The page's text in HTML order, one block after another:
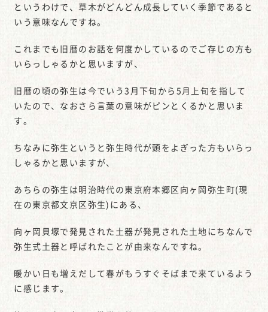
というわけで、草木がどんどん成長していく季節であると
いう意味なんですね。
これまでも旧暦のお話を何度かしているのでご存じの方も
いらっしゃるかと思いますが、
旧暦の頃の弥生は今でいう3月下旬から5月上旬を指して
いたので、なおさら言葉の意味がピンとくるかと思いま
す。
ちなみに弥生というと弥生時代が頭をよぎった方もいらっ
しゃるかと思いますが、
あちらの弥生は明治時代の東京府本郷区向ヶ岡弥生町(現
在の東京都文京区弥生)にある、
向ヶ岡貝塚で発見された土器が発見された土地にちなんで
弥生式土器と呼ばれたことが由来なんですね。
暖かい日も増えだして春がもうすぐそばまで来ているよう
に感じます。